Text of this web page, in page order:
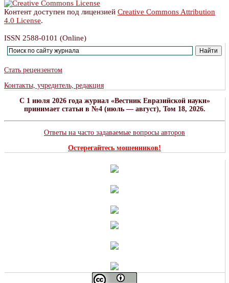
Контент доступен под лицензией Creative Commons Attribution
4.0 License.
ISSN 2588-0101 (Online)
Стать рецензентом
Контакты, учредитель, редакция
C 1 июля 2026 года журнал «Вестник Евразийской науки»
принимает статьи в №4 (июль — август), Том 18, 2026.
Ответы на часто задаваемые вопросы авторов
Остерегайтесь мошенников!